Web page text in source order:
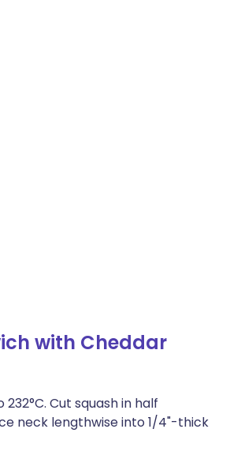
with Cheddar
Cut squash in half
neck lengthwise into 1/4"-thick